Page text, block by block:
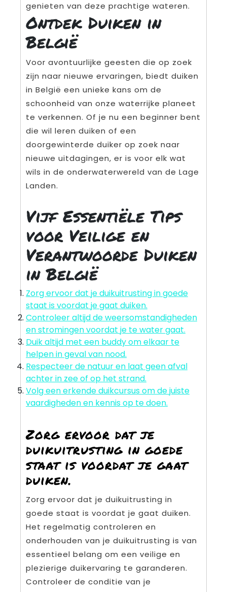
genieten van deze prachtige wateren.
Ontdek Duiken in
België
Voor avontuurlijke geesten die op zoek
zijn naar nieuwe ervaringen, biedt duiken
in België een unieke kans om de
schoonheid van onze waterrijke planeet
te verkennen. Of je nu een beginner bent
die wil leren duiken of een
doorgewinterde duiker op zoek naar
nieuwe uitdagingen, er is voor elk wat
wils in de onderwaterwereld van de Lage
Landen.
Vijf Essentiële Tips
voor Veilige en
Verantwoorde Duiken
in België
Zorg ervoor dat je duikuitrusting in goede
staat is voordat je gaat duiken.
Controleer altijd de weersomstandigheden
en stromingen voordat je te water gaat.
Duik altijd met een buddy om elkaar te
helpen in geval van nood.
Respecteer de natuur en laat geen afval
achter in zee of op het strand.
Volg een erkende duikcursus om de juiste
vaardigheden en kennis op te doen.
Zorg ervoor dat je
duikuitrusting in goede
staat is voordat je gaat
duiken.
Zorg ervoor dat je duikuitrusting in
goede staat is voordat je gaat duiken.
Het regelmatig controleren en
onderhouden van je duikuitrusting is van
essentieel belang om een veilige en
plezierige duikervaring te garanderen.
Controleer de conditie van je